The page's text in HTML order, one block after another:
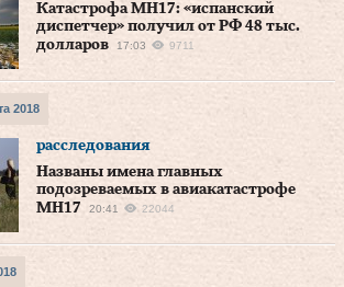
Катастрофа МН17: «испанский
диспетчер» получил от РФ 48 тыс.
долларов
17:03 9711
2018
расследования
Названы имена главных
подозреваемых в авиакатастрофе
МН17
20:41 22044